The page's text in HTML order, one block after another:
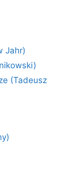
Jahr)
(Tadeusz